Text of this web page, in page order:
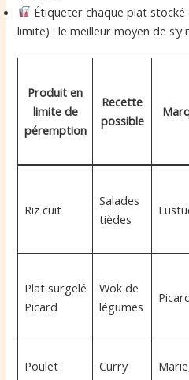
Étiqueter chaque plat
limite) : le meilleur moyen de s’y
Produit en
limite de
péremption
Recette
possible
Riz cuit
Salades
tièdes
Plat surgelé
Picard
Wok de
légumes
Poulet
Curry